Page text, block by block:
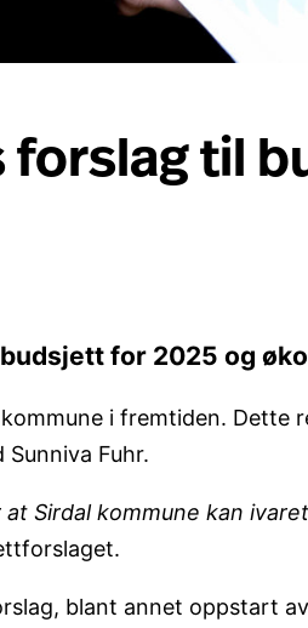
til
for 2025 og
i fremtiden.
Fuhr.
Sirdal kommune kan
blant annet oppstart